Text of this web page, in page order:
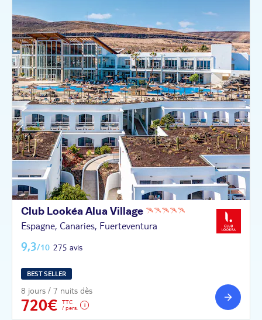
Club Lookéa Alua Village
Espagne, Canaries, Fuerteventura
9,3/10 275 avis
BEST SELLER
8 jours / 7 nuits dès
720€
TTC
/ pers.